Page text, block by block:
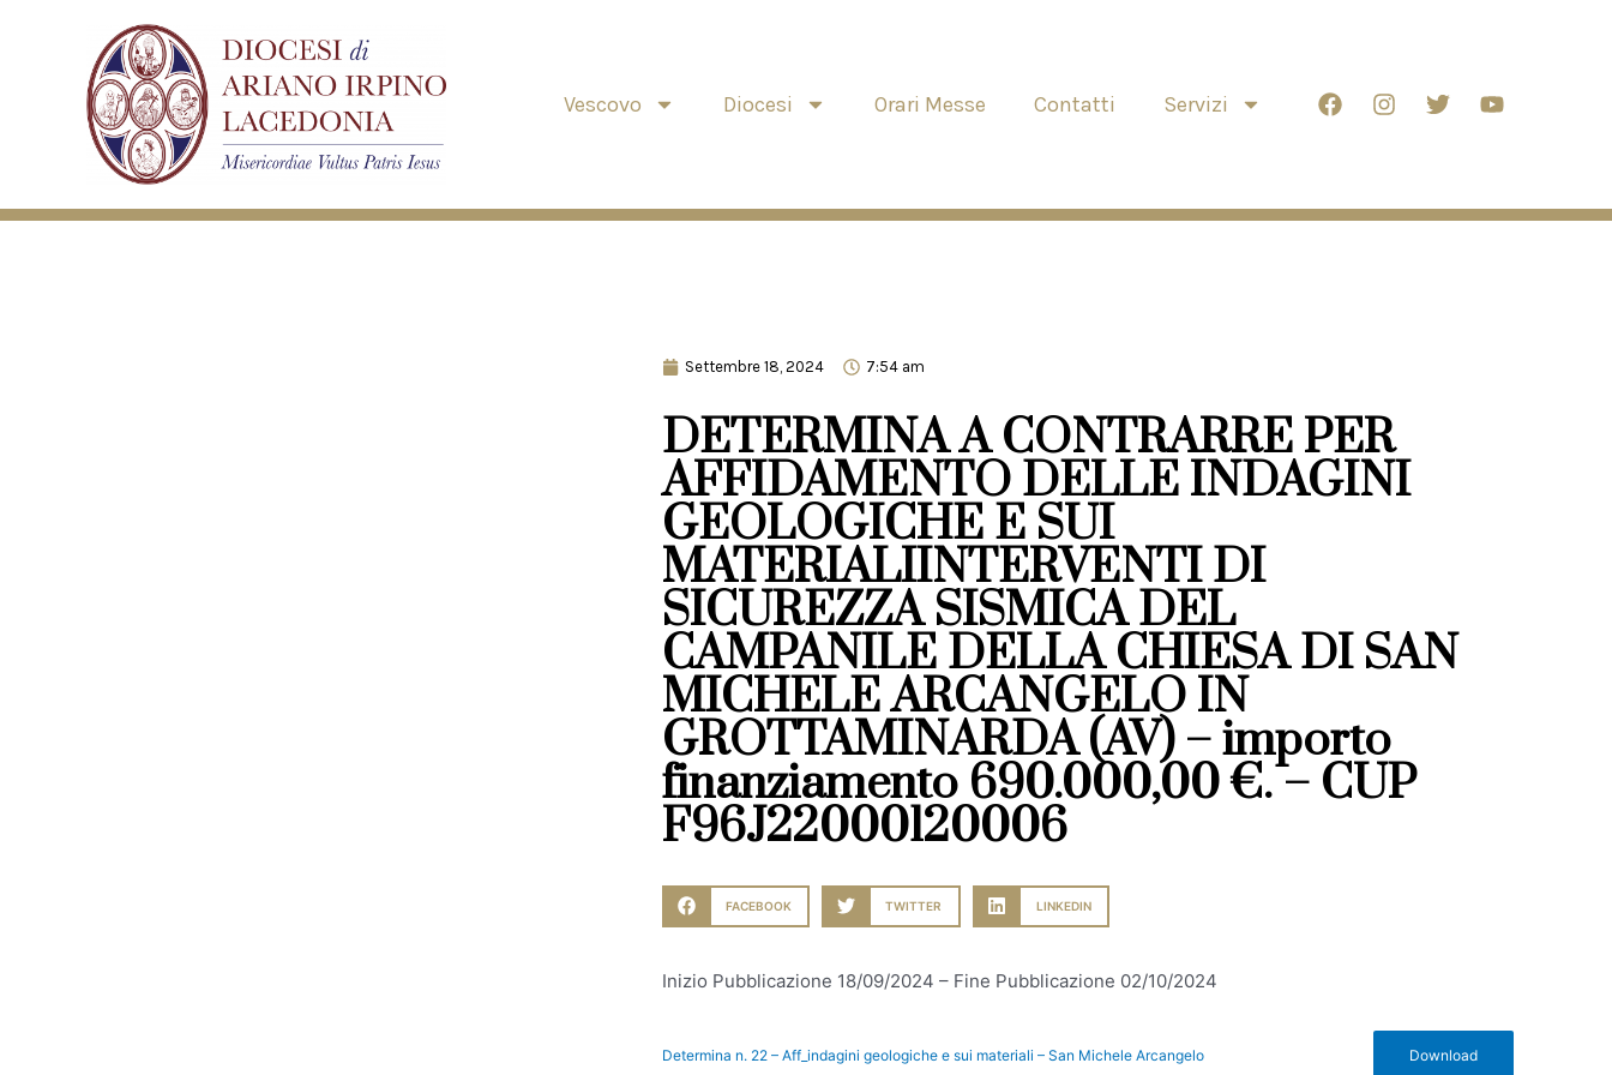
Vescovo Diocesi Orari Messe Contatti Servizi
Settembre 18, 2024 7:54 am
DETERMINA A CONTRARRE PER
AFFIDAMENTO DELLE INDAGINI
GEOLOGICHE E SUI
MATERIALIINTERVENTI DI
SICUREZZA SISMICA DEL
CAMPANILE DELLA CHIESA DI SAN
MICHELE ARCANGELO IN
GROTTAMINARDA (AV) – importo
finanziamento 690.000,00 €. – CUP
F96J22000120006
FACEBOOK TWITTER LINKEDIN
Inizio Pubblicazione 18/09/2024 – Fine Pubblicazione 02/10/2024
Determina n. 22 – Aff_indagini geologiche e sui materiali – San Michele Arcangelo Download